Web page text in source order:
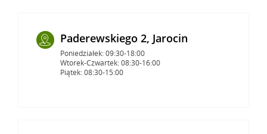
Paderewskiego 2, Jarocin
Poniedziałek: 09:30-18:00
Wtorek-Czwartek: 08:30-16:00
Piątek: 08:30-15:00